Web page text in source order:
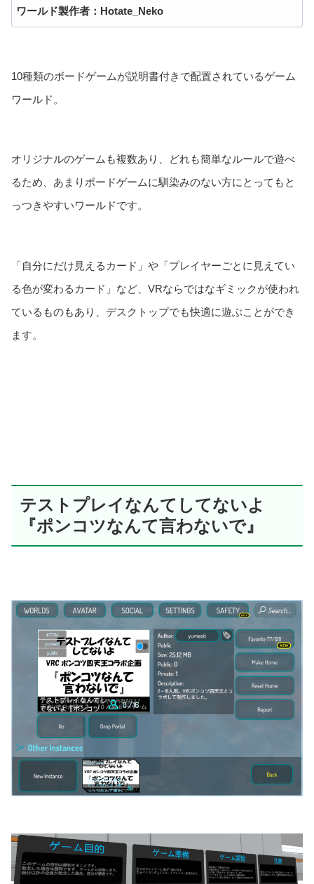
ワールド製作者：Hotate_Neko
10種類のボードゲームが説明書付きで配置されているゲーム
ワールド。
オリジナルのゲームも複数あり、どれも簡単なルールで遊べ
るため、あまりボードゲームに馴染みのない方にとってもと
っつきやすいワールドです。
「自分にだけ見えるカード」や「プレイヤーごとに見えてい
る色が変わるカード」など、VRならではなギミックが使われ
ているものもあり、デスクトップでも快適に遊ぶことができ
ます。
テストプレイなんてしてないよ
『ポンコツなんて言わないで』